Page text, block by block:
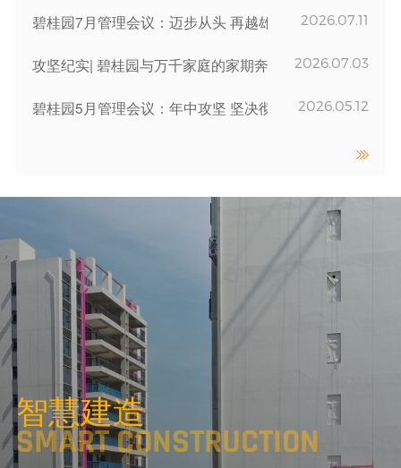
碧桂园7月管理会议：迈步从头 再越雄关 2026.07.11
攻坚纪实| 碧桂园与万千家庭的家期奔赴 2026.07.03
碧桂园5月管理会议：年中攻坚 坚决彻底 2026.05.12
智慧建造
SMART CONSTRUCTION